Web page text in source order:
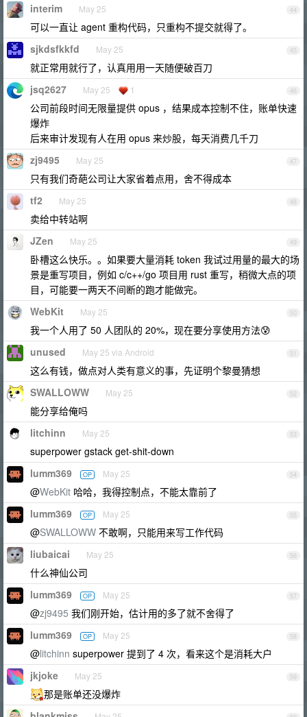
44
interim May 25
可以一直让 agent 重构代码，只重构不提交就得了。
45
sjkdsfkkfd May 25
就正常用就行了，认真用用一天随便破百刀
46
jsq2627 May 25 1
公司前段时间无限量提供 opus ，结果成本控制不住，账单快速
爆炸
后来审计发现有人在用 opus 来炒股，每天消费几千刀
47
zj9495 May 25
只有我们奇葩公司让大家省着点用，舍不得成本
48
tf2 May 25
卖给中转站啊
49
JZen May 25
卧槽这么快乐。。如果要大量消耗 token 我试过用量的最大的场
景是重写项目，例如 c/c++/go 项目用 rust 重写，稍微大点的项
目，可能要一两天不间断的跑才能做完。
50
WebKit May 25
我一个人用了 50 人团队的 20%，现在要分享使用方法😰
51
unused May 25 via Android
这么有钱，做点对人类有意义的事，先证明个黎曼猜想
52
SWALLOWW May 25
能分享给俺吗
53
litchinn May 25
superpower gstack get-shit-down
54
lumm369 OP May 25
@WebKit 哈哈，我得控制点，不能太靠前了
55
lumm369 OP May 25
@SWALLOWW 不敢啊，只能用来写工作代码
56
liubaicai May 25
什么神仙公司
57
lumm369 OP May 25
@zj9495 我们刚开始，估计用的多了就不舍得了
58
lumm369 OP May 25
@litchinn superpower 提到了 4 次，看来这个是消耗大户
59
jkjoke May 25
那是账单还没爆炸